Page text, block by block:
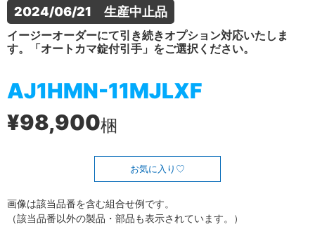
2024/06/21　生産中止品
イージーオーダーにて引き続きオプション対応いたしま
す。「オートカマ錠付引手」をご選択ください。
AJ1HMN-11MJLXF
¥98,900梱
お気に入り
画像は該当品番を含む組合せ例です。
（該当品番以外の製品・部品も表示されています。）